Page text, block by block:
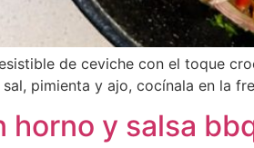
de ceviche con el toque
pimienta y ajo, cocínala en la
horno y salsa